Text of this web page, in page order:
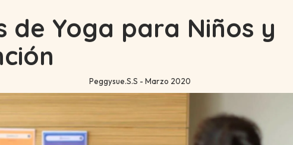
de Yoga para Niños y
Peggysue.S.S - Marzo 2020